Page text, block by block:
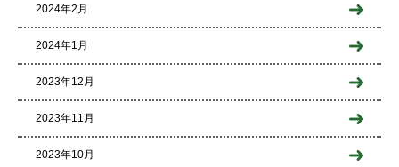
2024年2月
2024年1月
2023年12月
2023年11月
2023年10月